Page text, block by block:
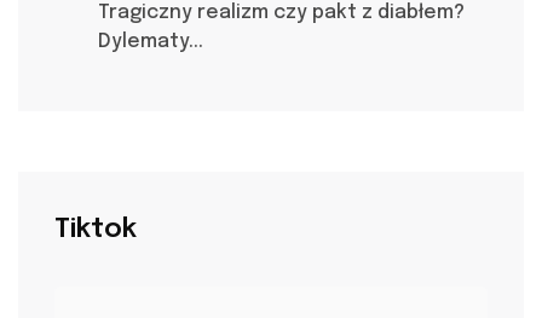
Tragiczny realizm czy pakt z diabłem?
Dylematy...
Tiktok